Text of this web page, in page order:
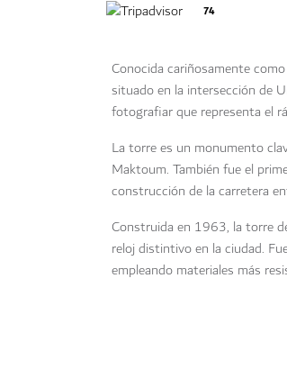
74
Conocida cariñosamente
situado en la intersección de
fotografiar que representa el
La torre es un monumento
Maktoum. También fue el
construcción de la carretera
Construida en 1963, la torre
reloj distintivo en la ciudad.
empleando materiales más